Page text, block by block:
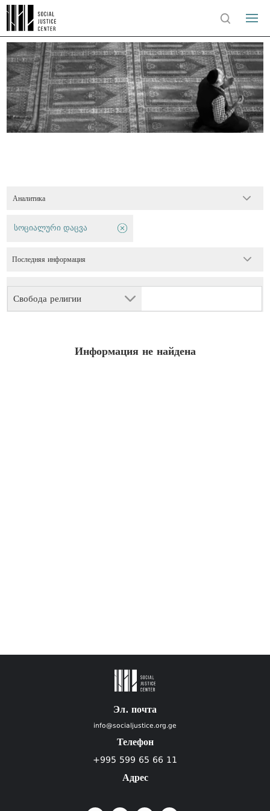
Аналитика
Свобода религии
სოციალური დაცვა
Последняя информация
Информация не найдена
Эл. почта
info@socialjustice.org.ge
Телефон
+995 599 65 66 11
Адрес